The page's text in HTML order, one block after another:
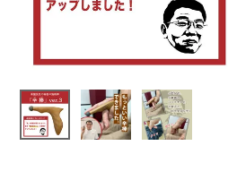
実店舗一覧
045-947-3303
schedule